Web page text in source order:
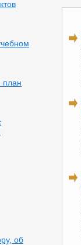
план
об